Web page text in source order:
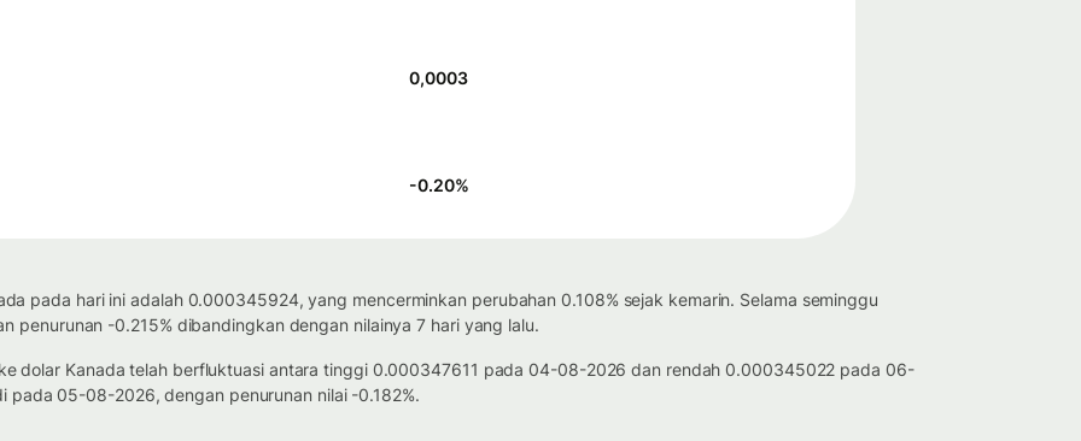
0,0003
-0.20%
pada hari ini adalah 0.000345924, yang mencerminkan perubahan 0.108% sejak kemarin. Selama seminggu
penurunan -0.215% dibandingkan dengan nilainya 7 hari yang lalu.
dolar Kanada telah berfluktuasi antara tinggi 0.000347611 pada 04-08-2026 dan rendah 0.000345022 pada 06-
05-08-2026, dengan penurunan nilai -0.182%.